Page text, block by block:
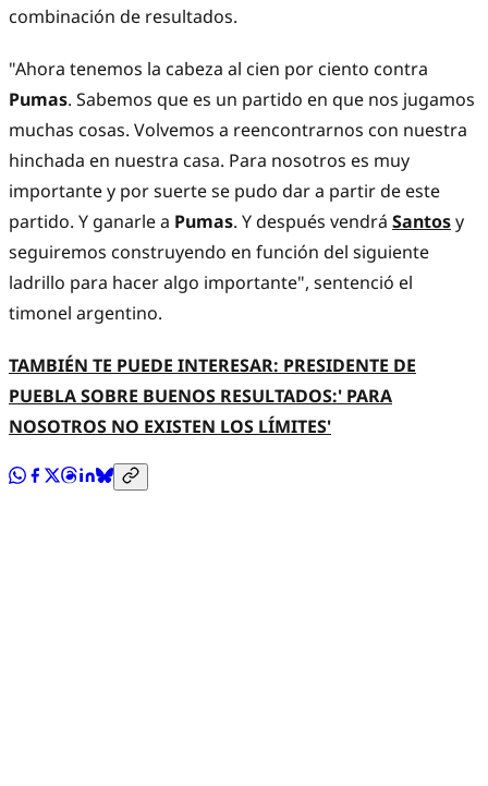
combinación de resultados.
"Ahora tenemos la cabeza al cien por ciento contra
Pumas. Sabemos que es un partido en que nos jugamos
muchas cosas. Volvemos a reencontrarnos con nuestra
hinchada en nuestra casa. Para nosotros es muy
importante y por suerte se pudo dar a partir de este
partido. Y ganarle a Pumas. Y después vendrá Santosy
seguiremos construyendo en función del siguiente
ladrillo para hacer algo importante", sentenció el
timonel argentino.
TAMBIÉN TE PUEDE INTERESAR: PRESIDENTE DE
PUEBLA SOBRE BUENOS RESULTADOS:' PARA
NOSOTROS NO EXISTEN LOS LÍMITES'